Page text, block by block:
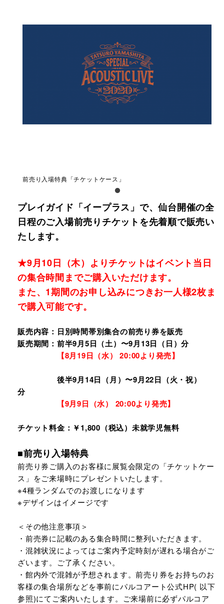
前売り入場特典「チケットケース」
プレイガイド「イープラス」で、仙台開催の全
日程のご入場前売りチケットを先着順で販売い
たします。
★9月10日（木）よりチケットはイベント当日
の集合時間までご購入いただけます。
また、1期間のお申し込みにつきお一人様2枚ま
で購入可能です。
販売内容：日別時間帯別集合の前売り券を販売
販売期間：前半9月5日（土）〜9月13日（日）分
【8月19日（水） 20:00より発売】
後半9月14日（月）〜9月22日（火・祝）
分
【9月9日（水） 20:00より発売】
チケット料金：￥1,800（税込）未就学児無料
■前売り入場特典
前売り券ご購入のお客様に展覧会限定の「チケットケー
ス」をご来場時にプレゼントいたします。
※4種ランダムでのお渡しになります
※デザインはイメージです
＜その他注意事項＞
・前売券に記載のある集合時間に整列いただきます。
・混雑状況によってはご案内予定時刻が遅れる場合がご
ざいます。ご了承ください。
・館内外で混雑が予想されます。前売り券をお持ちのお
客様の集合場所などを事前にパルコアート公式HP( 以下
参照)にてご案内いたします。ご来場前に必ずパルコア